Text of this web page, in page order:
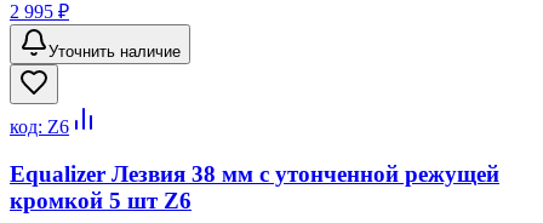
2 995 ₽
Уточнить наличие
код: Z6
Equalizer Лезвия 38 мм с утонченной режущей
кромкой 5 шт Z6